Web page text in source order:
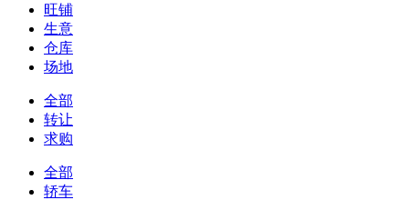
旺铺
生意
仓库
场地
全部
转让
求购
全部
轿车